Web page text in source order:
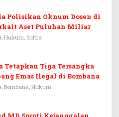
Polisikan Oknum Dosen di
Aset Puluhan Miliar
Hukum, Sultra
Tetapkan Tiga Tersangka
Emas Ilegal di Bombana
Bombana, Hukum